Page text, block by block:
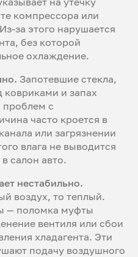
компрессора или
за этого нарушается
без которой
охлаждение.
Запотевшие стекла,
ковриками и запах
проблем с
часто кроется в
или загрязнении
влага не выводится
салон авто.
нестабильно.
воздух, то теплый.
— поломка муфты
вентиля или сбои
хладагента. Эти
подачу воздушного